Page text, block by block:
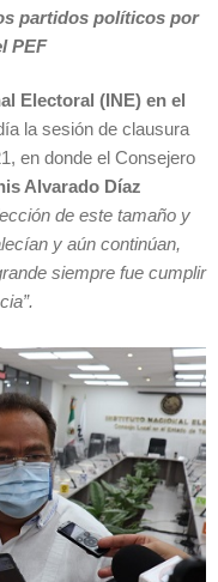
partidos políticos por
PEF
Electoral (INE) en el
la sesión de clausura
en donde el Consejero
Alvarado Díaz
de este tamaño y
y aún continúan,
siempre fue cumplir